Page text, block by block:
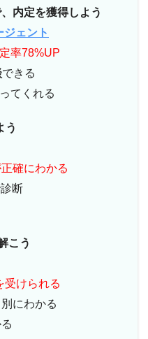
内定を獲得しよう
ジェント
率78%UP
できる
てくれる
う
確にわかる
断
こう
受けられる
にわかる